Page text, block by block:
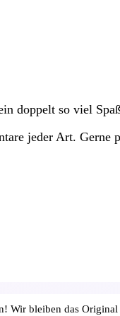
doppelt so viel
jeder Art. Gerne
Wir bleiben das